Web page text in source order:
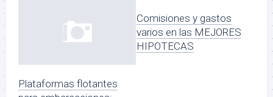
Plataformas flotantes
Comisiones y gastos
varios en las MEJORES
HIPOTECAS